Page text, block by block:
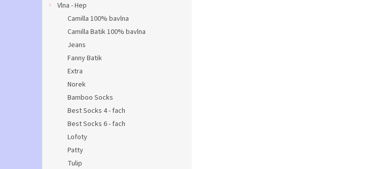
Vlna - Hep
Camilla 100% bavlna
Camilla Batik 100% bavlna
Jeans
Fanny Batik
Extra
Norek
Bamboo Socks
Best Socks 4 - fach
Best Socks 6 - fach
Lofoty
Patty
Tulip